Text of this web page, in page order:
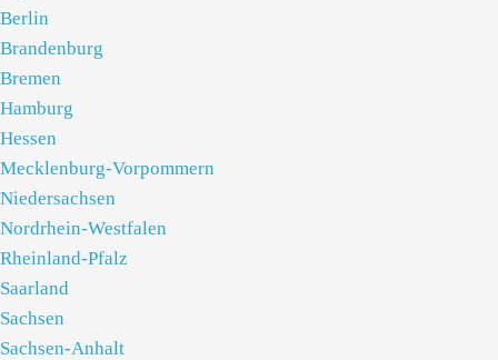
Berlin
Brandenburg
Bremen
Hamburg
Hessen
Mecklenburg-Vorpommern
Niedersachsen
Nordrhein-Westfalen
Rheinland-Pfalz
Saarland
Sachsen
Sachsen-Anhalt